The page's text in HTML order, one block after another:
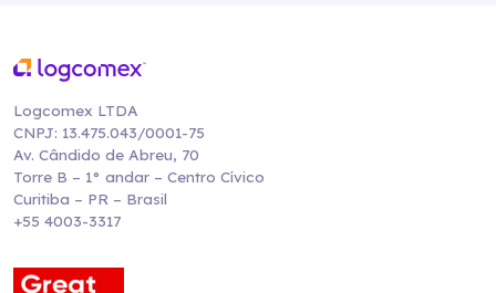
Logcomex LTDA
CNPJ: 13.475.043/0001-75
Av. Cândido de Abreu, 70
Torre B – 1° andar – Centro Cívico
Curitiba – PR – Brasil
+55 4003-3317